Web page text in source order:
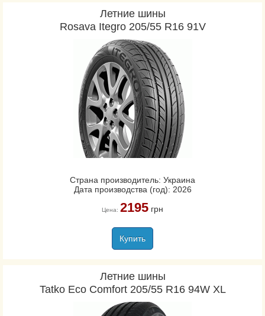
Летние шины
Rosava Itegro 205/55 R16 91V
Страна производитель: Украина
Дата производства (год): 2026
Цена: 2195грн
Купить
Летние шины
Tatko Eco Comfort 205/55 R16 94W XL